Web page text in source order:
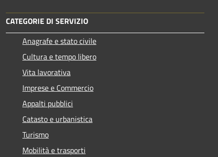
CATEGORIE DI SERVIZIO
Anagrafe e stato civile
Cultura e tempo libero
Vita lavorativa
Imprese e Commercio
Appalti pubblici
Catasto e urbanistica
Turismo
Mobilità e trasporti